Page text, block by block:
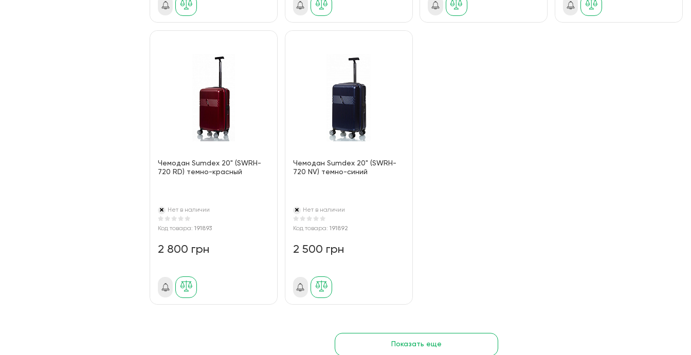
Чемодан Sumdex 20" (SWRH-
720 RD) темно-красный
Нет в наличии
Код товара: 191893
2 800 грн
Чемодан Sumdex 20" (SWRH-
720 NV) темно-синий
Нет в наличии
Код товара: 191892
2 500 грн
Показать еще